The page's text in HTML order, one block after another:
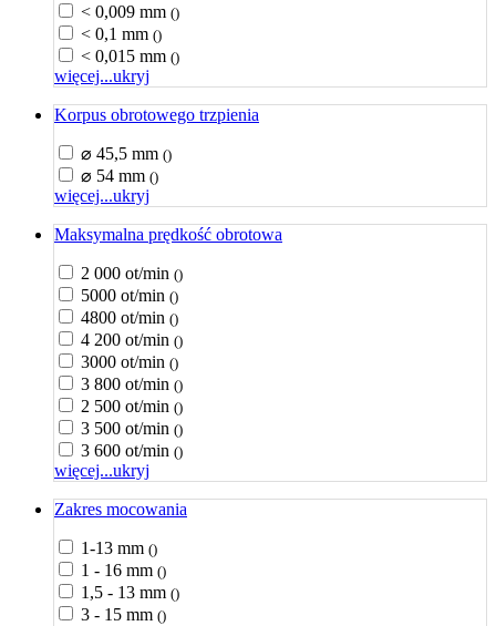
< 0,009 mm ()
< 0,1 mm ()
< 0,015 mm ()
więcej...ukryj
Korpus obrotowego trzpienia
⌀ 45,5 mm ()
⌀ 54 mm ()
więcej...ukryj
Maksymalna prędkość obrotowa
2 000 ot/min ()
5000 ot/min ()
4800 ot/min ()
4 200 ot/min ()
3000 ot/min ()
3 800 ot/min ()
2 500 ot/min ()
3 500 ot/min ()
3 600 ot/min ()
więcej...ukryj
Zakres mocowania
1-13 mm ()
1 - 16 mm ()
1,5 - 13 mm ()
3 - 15 mm ()